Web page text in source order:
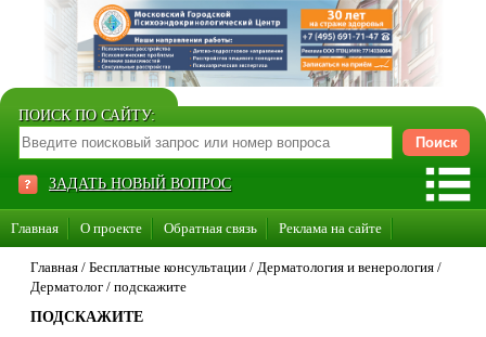
ПОИСК ПО САЙТУ:
ЗАДАТЬ НОВЫЙ ВОПРОС
Главная О проекте Обратная связь Реклама на сайте
Стать консультантом нашего сайта
Главная / Бесплатные консультации / Дерматология и венерология /
Дерматолог / подскажите
ПОДСКАЖИТЕ